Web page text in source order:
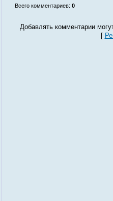
Всего комментариев: 0
Добавлять комментарии
[